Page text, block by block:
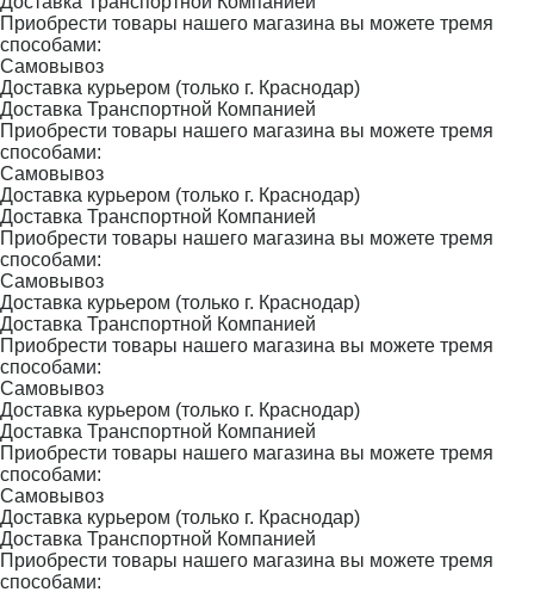
Приобрести товары нашего магазина вы можете тремя
способами:
Самовывоз
Доставка курьером (только г. Краснодар)
Доставка Транспортной Компанией
Приобрести товары нашего магазина вы можете тремя
способами:
Самовывоз
Доставка курьером (только г. Краснодар)
Доставка Транспортной Компанией
Приобрести товары нашего магазина вы можете тремя
способами:
Самовывоз
Доставка курьером (только г. Краснодар)
Доставка Транспортной Компанией
Приобрести товары нашего магазина вы можете тремя
способами:
Самовывоз
Доставка курьером (только г. Краснодар)
Доставка Транспортной Компанией
Приобрести товары нашего магазина вы можете тремя
способами:
Самовывоз
Доставка курьером (только г. Краснодар)
Доставка Транспортной Компанией
Приобрести товары нашего магазина вы можете тремя
способами: